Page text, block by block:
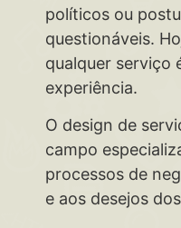
políticos ou
questionáveis.
qualquer serviço
experiência.
O design de
campo
processos de
e aos desejos